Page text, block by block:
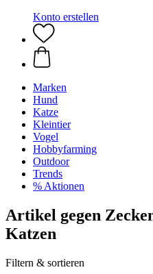
Konto erstellen
Marken
Hund
Katze
Kleintier
Vogel
Hobbyfarming
Outdoor
Trends
% Aktionen
Artikel gegen
Katzen
Filtern & sortieren